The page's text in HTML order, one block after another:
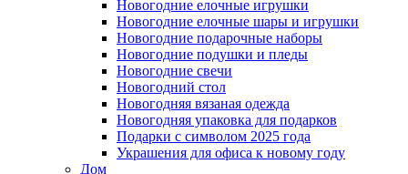
Новогодние елочные игрушки
Новогодние елочные шары и игрушки
Новогодние подарочные наборы
Новогодние подушки и пледы
Новогодние свечи
Новогодний стол
Новогодняя вязаная одежда
Новогодняя упаковка для подарков
Подарки с символом 2025 года
Украшения для офиса к новому году
Дом